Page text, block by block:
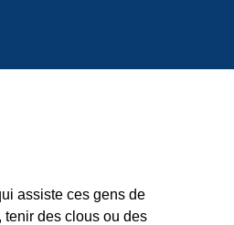
assiste ces gens de
tenir des clous ou des